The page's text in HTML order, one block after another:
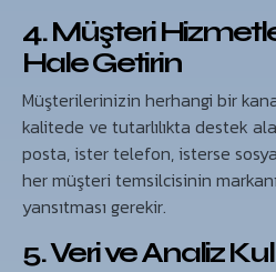
4. Müşteri
Hale Getirin
Müşterilerinizin herhangi bir
kalitede ve tutarlılıkta destek
posta, ister telefon, isterse
her müşteri temsilcisinin
yansıtması gerekir.
5. Veri ve Analiz